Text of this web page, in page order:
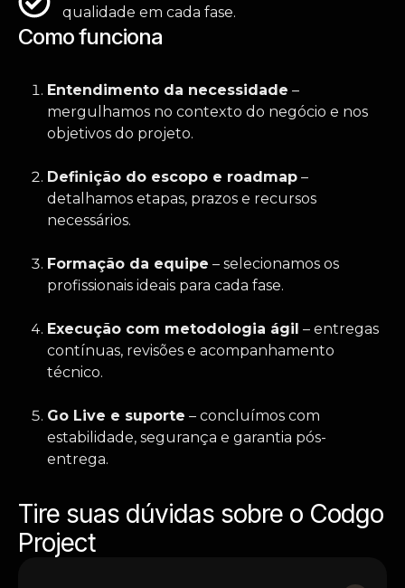
qualidade em cada fase.
Como funciona
Entendimento da necessidade –
mergulhamos no contexto do negócio e nos
objetivos do projeto.
Definição do escopo e roadmap –
detalhamos etapas, prazos e recursos
necessários.
Formação da equipe – selecionamos os
profissionais ideais para cada fase.
Execução com metodologia ágil – entregas
contínuas, revisões e acompanhamento
técnico.
Go Live e suporte – concluímos com
estabilidade, segurança e garantia pós-
entrega.
Tire suas dúvidas sobre o Codgo
Project